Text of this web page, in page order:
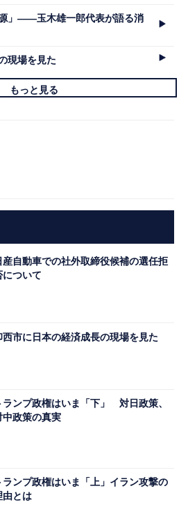
源」――玉木雄一郎代表が語る消
現場を見た
もっと見る
産自動車での社外取締役候補の選任拒
について
西市に日本の経済成長の現場を見た
ランプ政権はいま「下」 対日政策、
中政策の真実
ランプ政権はいま「上」イラン攻撃の
由とは